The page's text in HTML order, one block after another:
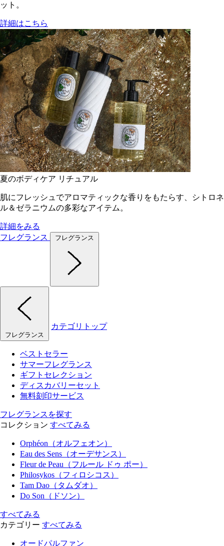
ット。
詳細はこちら
夏のボディケア リチュアル
肌にフレッシュでアロマティックな香りをもたらす、シトロネ
ル＆ゼラニウムの多彩なアイテム。
詳細をみる
フレグランス
フレグランス
フレグランス
カテゴリトップ
ベストセラー
サマーフレグランス
ギフトセレクション
ディスカバリーセット
無料刻印サービス
フレグランスを探す
コレクション すべてみる
Orphéon（オルフェオン）
Eau des Sens（オーデサンス）
Fleur de Peau（フルール ドゥ ポー）
Philosykos（フィロシコス）
Tam Dao（タムダオ）
Do Son（ドソン）
すべてみる
カテゴリー すべてみる
オードパルファン